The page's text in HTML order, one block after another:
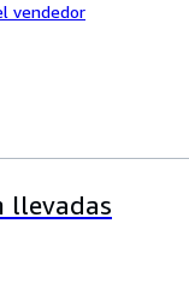
vendedor
llevadas